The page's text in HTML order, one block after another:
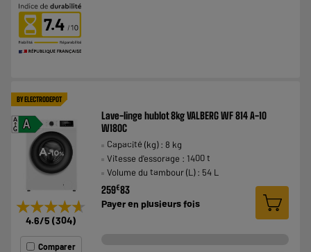
7.4
BY ELECTRODEPOT
A
A
G
★★★★★
★★★★★
4.6/5 (304)
Comparer
Lave-linge hublot 8kg VALBERG WF 814 A-10
W180C
Capacité (kg) : 8 kg
Vitesse d'essorage : 1400 t
Volume du tambour (L) : 54 L
259€83
Payer en plusieurs fois